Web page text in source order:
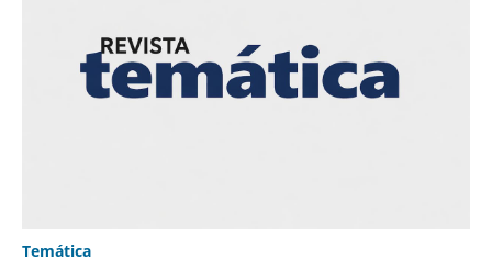
Temática